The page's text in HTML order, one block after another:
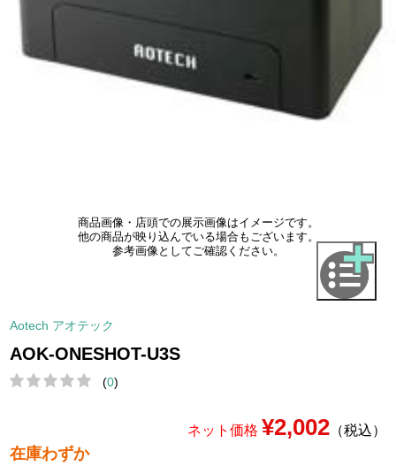
商品画像・店頭での展示画像はイメージです。
他の商品が映り込んでいる場合もございます。
参考画像としてご確認ください。
Aotech アオテック
AOK-ONESHOT-U3S
(0)
ネット価格 ¥2,002（税込）
在庫わずか